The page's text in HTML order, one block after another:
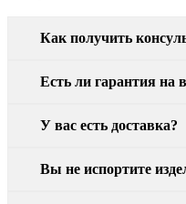
Как получить
Есть ли гарантия на
У вас есть доставка?
Вы не испортите